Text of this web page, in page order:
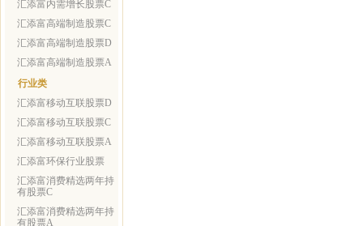
汇添富内需增长股票C
汇添富高端制造股票C
汇添富高端制造股票D
汇添富高端制造股票A
行业类
汇添富移动互联股票D
汇添富移动互联股票C
汇添富移动互联股票A
汇添富环保行业股票
汇添富消费精选两年持
有股票C
汇添富消费精选两年持
有股票A